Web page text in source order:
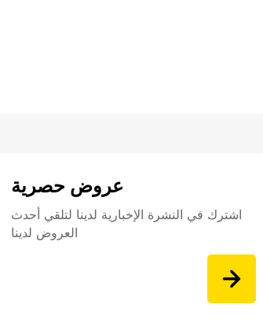
عروض حصرية
اشترك في النشرة الإخبارية لدينا لتلقي أحدث
العروض لدينا